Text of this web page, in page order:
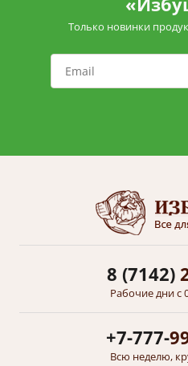
Только новинки
8 (7142)
Рабочие дни с
+7-777-
Всю неделю,